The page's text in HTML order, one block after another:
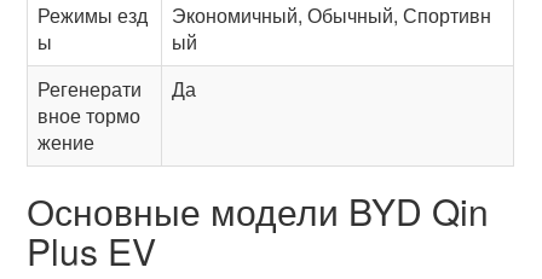
Режимы езд
ы
Экономичный, Обычный, Спортивн
ый
Регенерати
вное тормо
жение
Да
Основные модели BYD Qin
Plus EV